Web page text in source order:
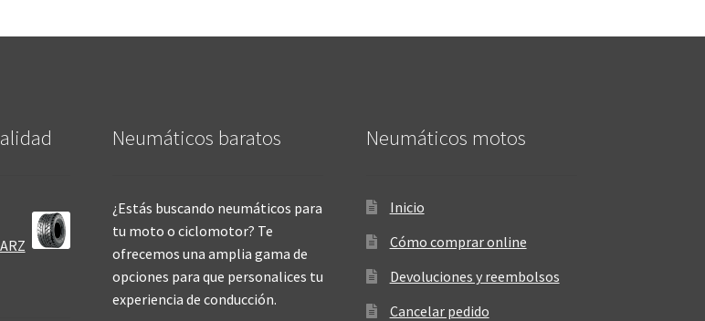
Neumáticos baratos
¿Estás buscando neumáticos para
tu moto o ciclomotor? Te
ofrecemos una amplia gama de
opciones para que personalices tu
experiencia de conducción.
Neumáticos motos
Inicio
Cómo comprar online
Devoluciones y reembolsos
Cancelar pedido